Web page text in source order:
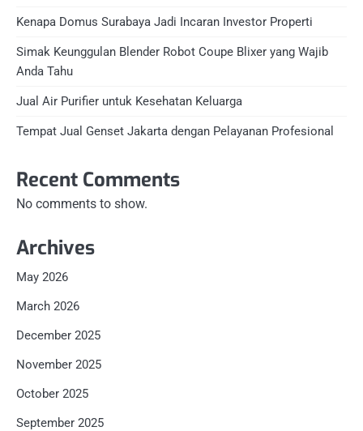
Kenapa Domus Surabaya Jadi Incaran Investor Properti
Simak Keunggulan Blender Robot Coupe Blixer yang Wajib
Anda Tahu
Jual Air Purifier untuk Kesehatan Keluarga
Tempat Jual Genset Jakarta dengan Pelayanan Profesional
Recent Comments
No comments to show.
Archives
May 2026
March 2026
December 2025
November 2025
October 2025
September 2025